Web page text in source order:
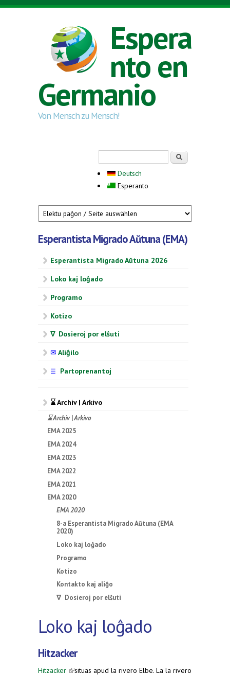
Skip to main content
Espera
nto en
Germanio
Von Mensch zu Mensch!
Deutsch
Esperanto
Esperantista Migrado Aŭtuna (EMA)
Esperantista Migrado Aŭtuna 2026
Loko kaj loĝado
Programo
Kotizo
∇ Dosieroj por elŝuti
✉ Aliĝilo
☰ Partoprenantoj
⌛ Archiv | Arkivo
⌛ Archiv | Arkivo
EMA 2025
EMA 2024
EMA 2023
EMA 2022
EMA 2021
EMA 2020
EMA 2020
8-a Esperantista Migrado Aŭtuna (EMA
2020)
Loko kaj loĝado
Programo
Kotizo
Kontakto kaj aliĝo
∇ Dosieroj por elŝuti
Loko kaj loĝado
Hitzacker
Hitzacker (link is external)
situas apud la rivero Elbe. La la rivero